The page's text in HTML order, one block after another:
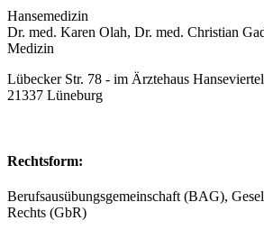
Hansemedizin
Dr. med. Karen Olah, Dr. med. Christian
Medizin
Lübecker Str. 78 - im Ärztehaus Hanseviertel
21337 Lüneburg
Rechtsform:
Berufsausübungsgemeinschaft (BAG),
Rechts (GbR)